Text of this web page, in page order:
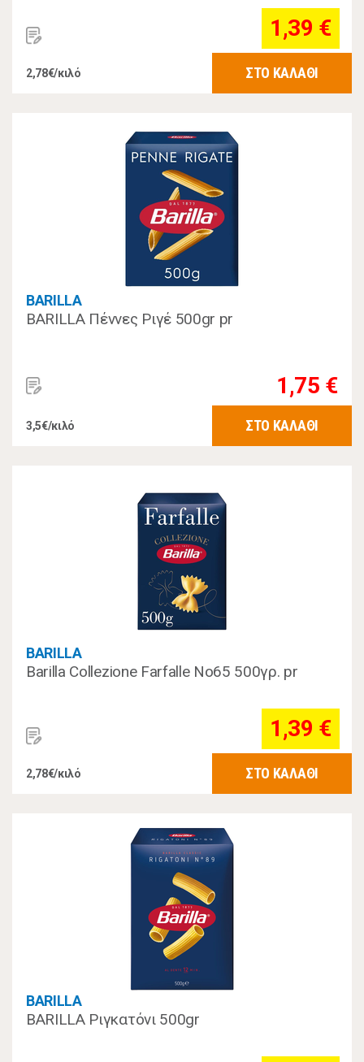
1,39 €
2,78€/κιλό ΣΤΟ ΚΑΛΑΘΙ
BARILLA
BARILLA Πέννες Ριγέ 500gr pr
1,75 €
3,5€/κιλό ΣΤΟ ΚΑΛΑΘΙ
BARILLA
Barilla Collezione Farfalle Νo65 500γρ. pr
1,39 €
2,78€/κιλό ΣΤΟ ΚΑΛΑΘΙ
BARILLA
BARILLA Ριγκατόνι 500gr